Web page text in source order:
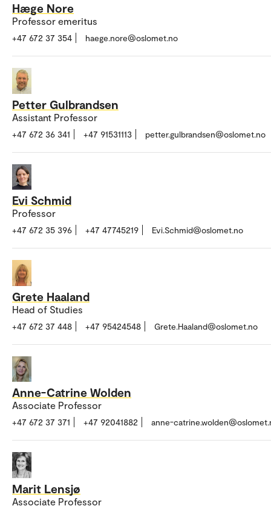
Hæge Nore
Professor emeritus
+47 672 37 354 haege.nore@oslomet.no
Petter Gulbrandsen
Assistant Professor
+47 672 36 341 +47 91531113 petter.gulbrandsen@oslomet.no
Evi Schmid
Professor
+47 672 35 396 +47 47745219 Evi.Schmid@oslomet.no
Grete Haaland
Head of Studies
+47 672 37 448 +47 95424548 Grete.Haaland@oslomet.no
Anne-Catrine Wolden
Associate Professor
+47 672 37 371 +47 92041882 anne-
Marit Lensjø
Associate Professor